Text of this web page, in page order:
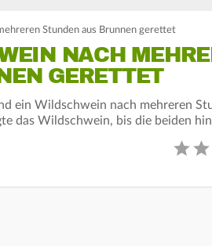
Stunden aus Brunnen gerettet
NACH
GERETTET
ein Wildschwein nach mehreren
das Wildschwein, bis die beiden